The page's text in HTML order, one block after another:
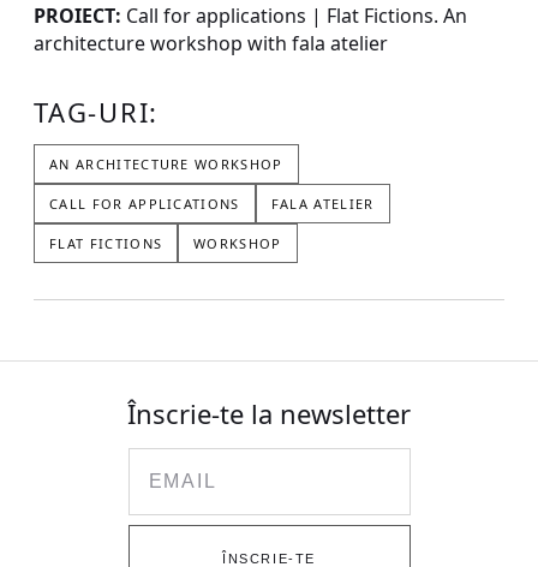
PROIECT: Call for applications | Flat Fictions. An
architecture workshop with fala atelier
TAG-URI:
AN ARCHITECTURE WORKSHOP
CALL FOR APPLICATIONS FALA ATELIER
FLAT FICTIONS WORKSHOP
Înscrie-te la newsletter
ÎNSCRIE-TE